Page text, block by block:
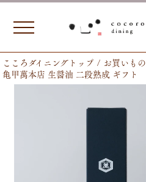
こころダイニングトップ お買いもの
亀甲萬本店 生醤油 二段熟成 ギフト